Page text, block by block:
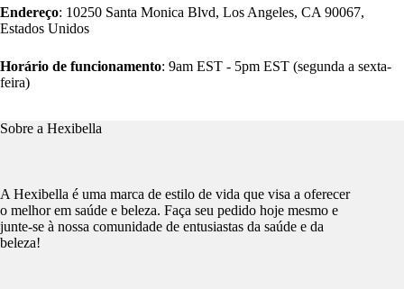
Endereço: 10250 Santa Monica Blvd, Los Angeles, CA 90067,
Estados Unidos
Horário de funcionamento: 9am EST - 5pm EST (segunda a sexta-
feira)
Sobre a Hexibella
A Hexibella é uma marca de estilo de vida que visa a oferecer
o melhor em saúde e beleza. Faça seu pedido hoje mesmo e
junte-se à nossa comunidade de entusiastas da saúde e da
beleza!